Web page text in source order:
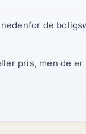
de
pris, men de